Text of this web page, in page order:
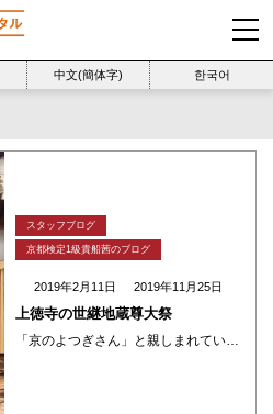
中文(簡体字) 한국어
スタッフブログ
京都検定1級貴船茜のブログ
2019年2月11日 2019年11月25日
上徳寺の世継地蔵尊大祭
「京のよつぎさん」と親しまれている「上徳寺さん」は夢館の「五条路地裏さんぽツアー」の コースにも入っています。 徳川家康ゆかりの歴史の古いお寺です。 こちらの地蔵堂にお祀り(おまつり)されたはる地蔵菩薩像は子授けのご利益 ・・・